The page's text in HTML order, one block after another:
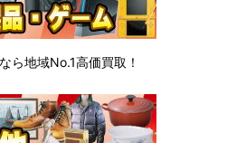
ら地域No.1高価買取！